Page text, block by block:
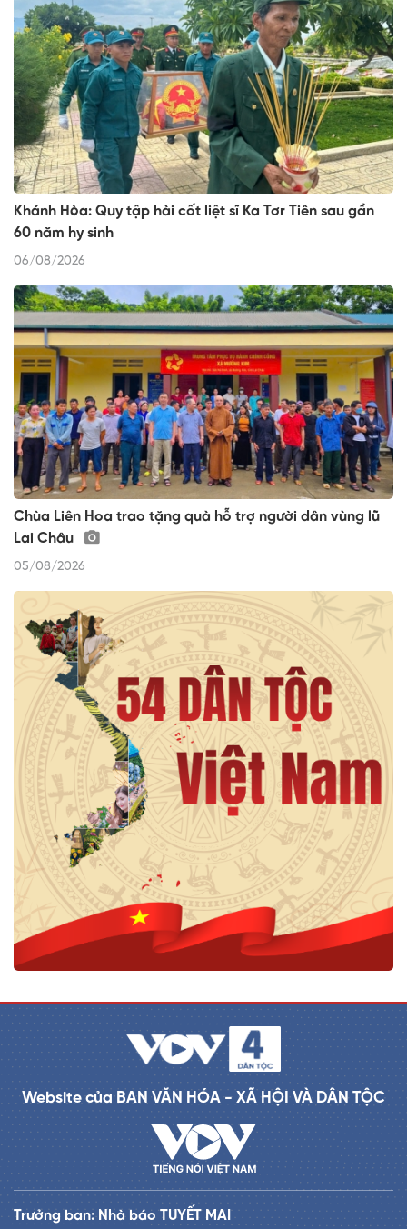
Khánh Hòa: Quy tập hài cốt liệt sĩ Ka Tơr Tiên sau gần
60 năm hy sinh
06/08/2026
Chùa Liên Hoa trao tặng quà hỗ trợ người dân vùng lũ
Lai Châu
05/08/2026
Website của BAN VĂN HÓA - XÃ HỘI VÀ DÂN TỘC
Trưởng ban: Nhà báo TUYẾT MAI